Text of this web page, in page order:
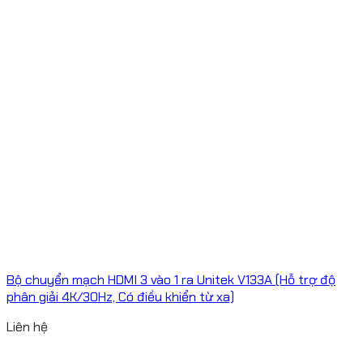
Bộ chuyển mạch HDMI 3 vào 1 ra Unitek V133A (Hỗ trợ độ
phân giải 4K/30Hz, Có điều khiển từ xa)
Liên hệ